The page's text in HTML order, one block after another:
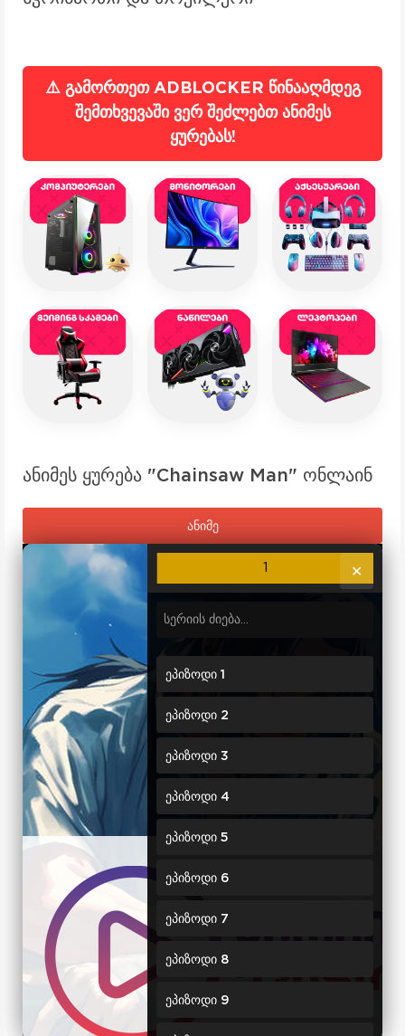
⚠️ გამორთეთ ADBLOCKER წინააღმდეგ
შემთხვევაში ვერ შეძლებთ ანიმეს
ყურებას!
ანიმეს ყურება "Chainsaw Man" ონლაინ
ანიმე
✕
1
ეპიზოდი 1
ეპიზოდი 2
ეპიზოდი 3
ეპიზოდი 4
ეპიზოდი 5
ეპიზოდი 6
ეპიზოდი 7
ეპიზოდი 8
ეპიზოდი 9